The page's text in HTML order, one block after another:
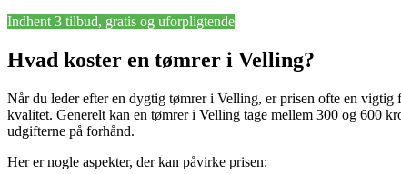
Indhent 3 tilbud, gratis og uforpligtende
Hvad koster en tømrer i Velling?
Når du leder efter en dygtig tømrer i Velling, er prisen ofte en
kvalitet. Generelt kan en tømrer i Velling tage mellem 300 og 600
udgifterne på forhånd.
Her er nogle aspekter, der kan påvirke prisen: